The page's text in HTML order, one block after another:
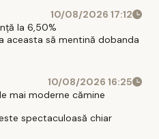
10/08/2026 17:12
la 6,50%
aceasta să mentină dobanda
10/08/2026 16:25
mai moderne cămine
spectaculoasă chiar